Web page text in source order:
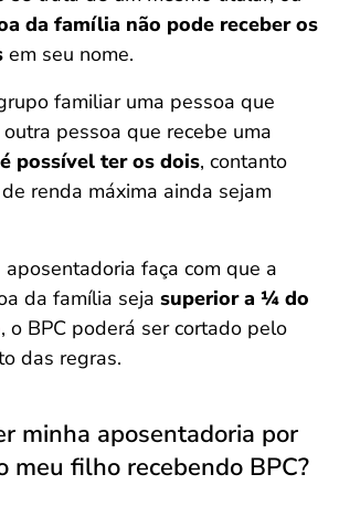
da família não pode receber os
em seu nome.
familiar uma pessoa que
pessoa que recebe uma
é possível ter os dois, contanto
renda máxima ainda sejam
faça com que a
da família seja superior a ¼ do
, o BPC poderá ser cortado pelo
das regras.
minha aposentadoria por
meu filho recebendo BPC?